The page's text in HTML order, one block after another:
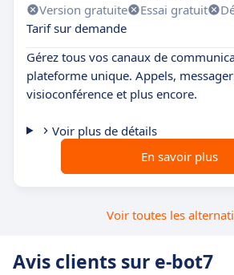
Version gratuite Essai gratuit
Tarif sur demande
Gérez tous vos canaux de
plateforme unique. Appels,
visioconférence et plus encore.
Voir plus de détails
En savoir plus
Voir toutes les
Avis clients sur e-bot7